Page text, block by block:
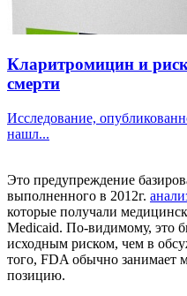
Кларитромицин и риск
смерти
Исследование,
нашл...
Это предупреждение
выполненного в 2012г.
которые получали
Medicaid. По-видимому, это
исходным риском, чем в
того, FDA обычно занимает
позицию.